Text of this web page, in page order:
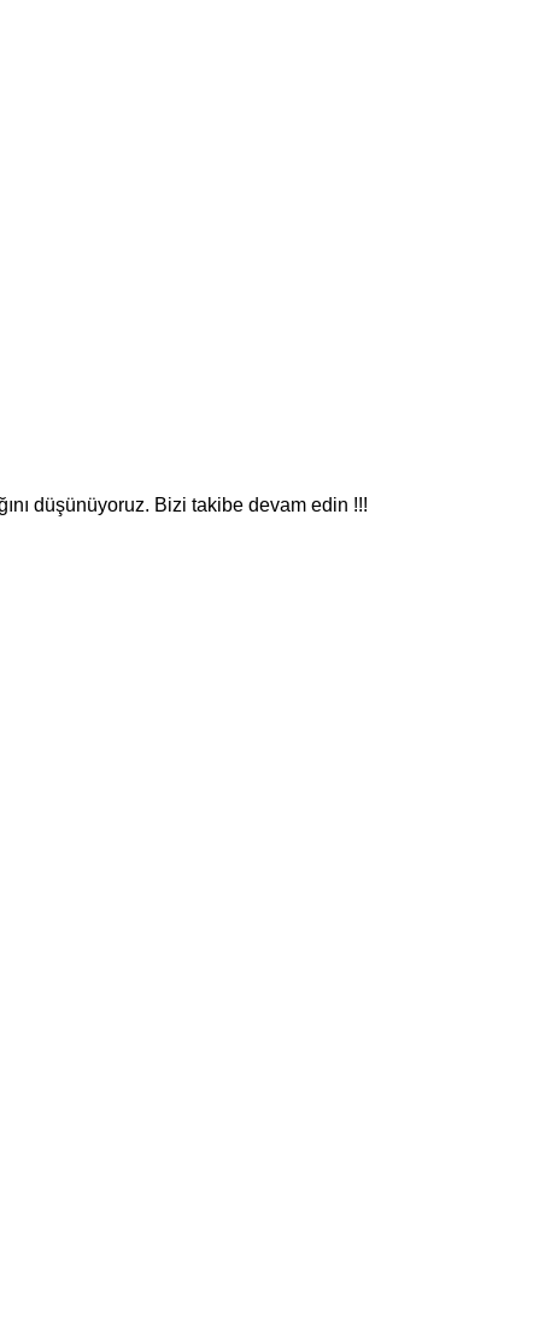
düşünüyoruz. Bizi takibe devam edin !!!